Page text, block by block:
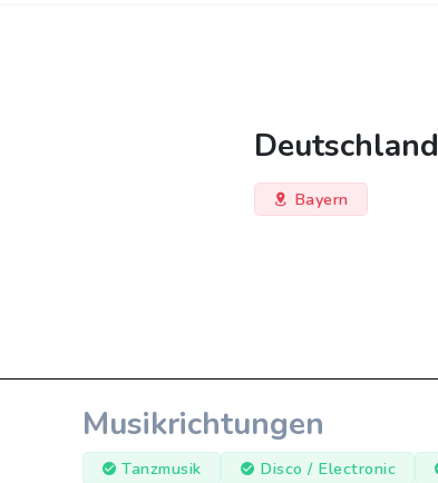
Deutschland
Bayern
Musikrichtungen
Tanzmusik Disco / Electronic